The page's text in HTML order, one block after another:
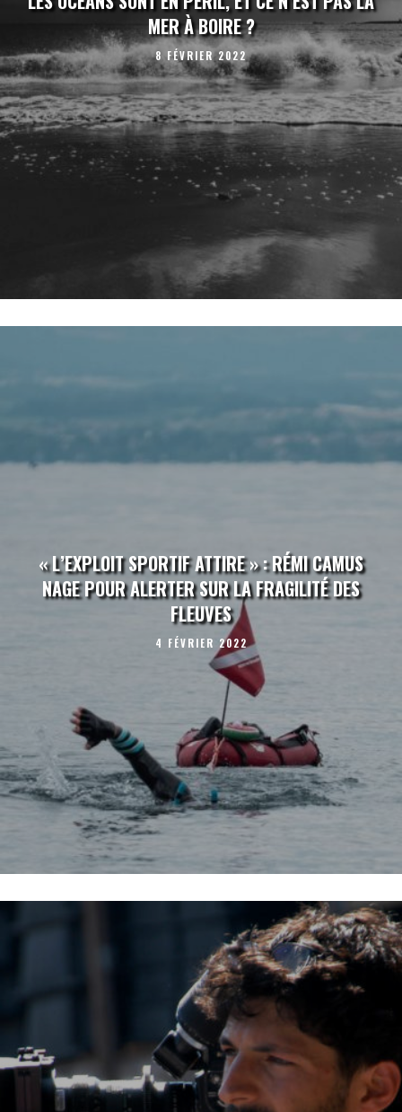
MER À BOIRE ?
8 FÉVRIER 2022
« L’EXPLOIT SPORTIF ATTIRE » : RÉMI CAMUS
NAGE POUR ALERTER SUR LA FRAGILITÉ DES
FLEUVES
4 FÉVRIER 2022